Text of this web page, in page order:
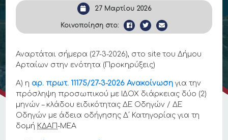
27 Μαρτίου 2026
Κοινοποίηση στο:
Αναρτάται σήμερα (27-3-2026), στο site του Δήμου
Αρταίων στην ενότητα (Προκηρύξεις)
Α) η αρ. πρωτ. 11175/27-3-2026 Ανακοίνωση για την
πρόσληψη προσωπικού με ΙΔΟΧ διάρκειας δύο (2)
μηνών – κλάδου ειδικότητας ΔΕ Οδηγών / ΔΕ
Οδηγών με άδεια οδήγησης Δ΄ Κατηγορίας για τη
δομή ΚΔΑΠ-ΜΕΑ